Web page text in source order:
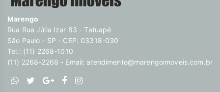
Marengo
Rua Rua Júlia Izar 83 - Tatuapé
São Paulo - SP - CEP: 03318-030
Tel.: (11) 2268-1010
(11) 2268-2268 - Email: atendimento@marengoimoveis.com.br